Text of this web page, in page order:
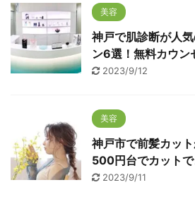
美容
神戸で肌診断が人
ン6選！無料カウン
2023/9/12
美容
神戸市で前髪カッ
500円台でカット
2023/9/11